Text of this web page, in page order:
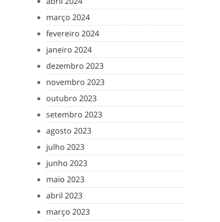
março 2024
fevereiro 2024
janeiro 2024
dezembro 2023
novembro 2023
outubro 2023
setembro 2023
agosto 2023
julho 2023
junho 2023
maio 2023
abril 2023
março 2023